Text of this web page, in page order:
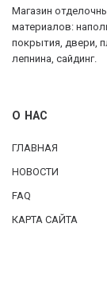
Магазин
материалов:
покрытия, двери,
лепнина, сайдинг.
О НАС
ГЛАВНАЯ
НОВОСТИ
FAQ
КАРТА САЙТА